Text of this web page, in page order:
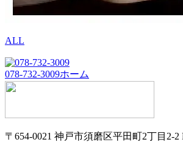
ALL
078-732-3009ホーム
〒654-0021 神戸市須磨区平田町2丁目2-